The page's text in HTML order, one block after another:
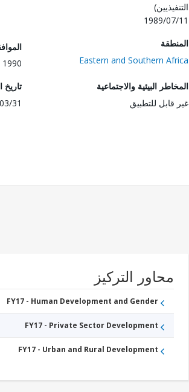
التنفيذيين)
1989/07/11
المنطقة
Eastern and Southern Africa
1990
المخاطر البيئية والاجتماعية
غير قابل للتطبيق
تاريخ
31
محاور التركيز
FY17 - Human Development and Gender
FY17 - Private Sector Development
FY17 - Urban and Rural Development